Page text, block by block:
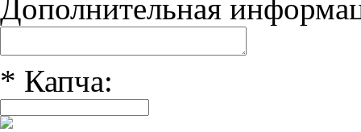
Дополнительная
* Капча: